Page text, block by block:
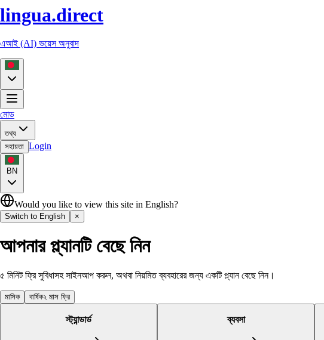
lingua.direct
এআই (AI) ভয়েস অনুবাদ
মোড
তথ্য
সহায়তা Login
BN
Would you like to view this site in English?
Switch to English ×
আপনার প্ল্যানটি বেছে নিন
৫ মিনিট ফ্রি সুবিধাসহ সাইনআপ করুন, অথবা নিয়মিত ব্যবহারের জন্য একটি প্ল্যান বেছে নিন।
মাসিক বার্ষিক২ মাস ফ্রি
স্ট্যান্ডার্ড ব্যবসা